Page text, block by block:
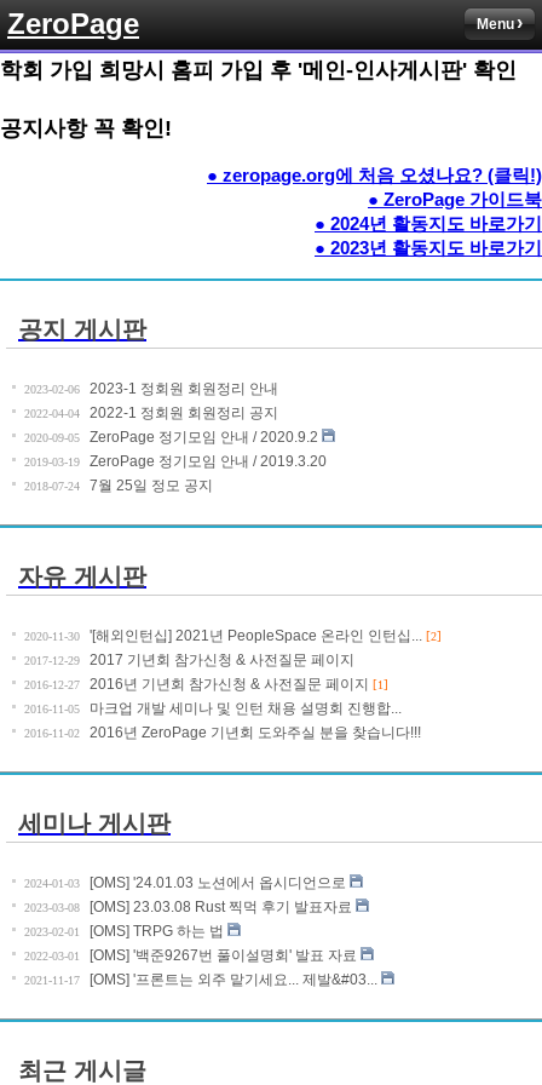
ZeroPage Menu
학회 가입 희망시 홈피 가입 후 '메인-인사게시판' 확인
공지사항 꼭 확인!
● zeropage.org에 처음 오셨나요? (클릭!)
● ZeroPage 가이드북
● 2024년 활동지도 바로가기
● 2023년 활동지도 바로가기
공지 게시판
2023-02-06 2023-1 정회원 회원정리 안내
2022-04-04 2022-1 정회원 회원정리 공지
2020-09-05 ZeroPage 정기모임 안내 / 2020.9.2
2019-03-19 ZeroPage 정기모임 안내 / 2019.3.20
2018-07-24 7월 25일 정모 공지
자유 게시판
2020-11-30 '[해외인턴십] 2021년 PeopleSpace 온라인 인턴십... [2]
2017-12-29 2017 기년회 참가신청 & 사전질문 페이지
2016-12-27 2016년 기년회 참가신청 & 사전질문 페이지 [1]
2016-11-05 마크업 개발 세미나 및 인턴 채용 설명회 진행합...
2016-11-02 2016년 ZeroPage 기년회 도와주실 분을 찾습니다!!!
세미나 게시판
2024-01-03 [OMS] '24.01.03 노션에서 옵시디언으로
2023-03-08 [OMS] 23.03.08 Rust 찍먹 후기 발표자료
2023-02-01 [OMS] TRPG 하는 법
2022-03-01 [OMS] '백준9267번 풀이설명회' 발표 자료
2021-11-17 [OMS] '프론트는 외주 맡기세요... 제발&#03...
최근 게시글